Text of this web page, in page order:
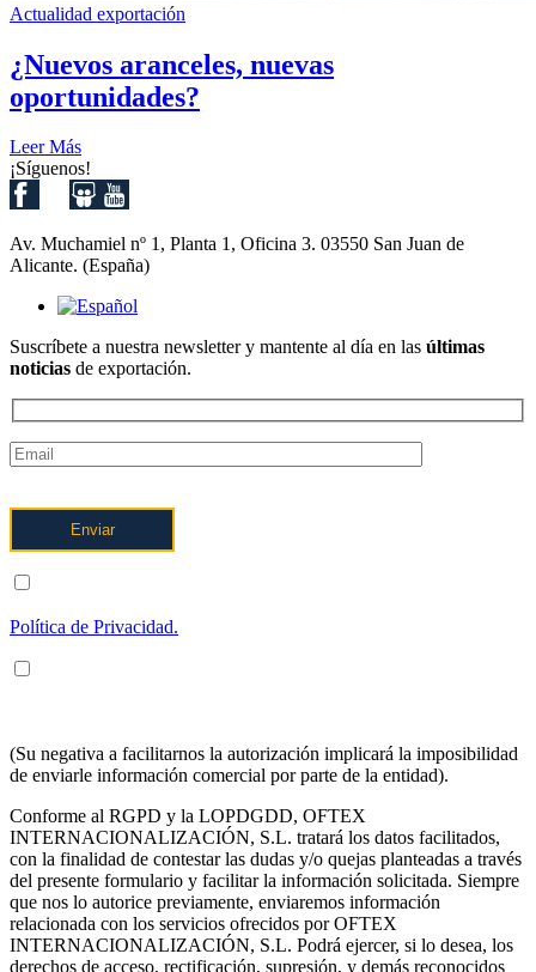
Actualidad exportación
¿Nuevos aranceles, nuevas
oportunidades?
Leer Más
¡Síguenos!
Av. Muchamiel nº 1, Planta 1, Oficina 3. 03550 San Juan de
Alicante. (España)
Suscríbete a nuestra newsletter y mantente al día en las últimas
noticias de exportación.
Política de Privacidad.
(Su negativa a facilitarnos la autorización implicará la imposibilidad
de enviarle información comercial por parte de la entidad).
Conforme al RGPD y la LOPDGDD, OFTEX
INTERNACIONALIZACIÓN, S.L. tratará los datos facilitados,
con la finalidad de contestar las dudas y/o quejas planteadas a través
del presente formulario y facilitar la información solicitada. Siempre
que nos lo autorice previamente, enviaremos información
relacionada con los servicios ofrecidos por OFTEX
INTERNACIONALIZACIÓN, S.L. Podrá ejercer, si lo desea, los
derechos de acceso, rectificación, supresión, y demás reconocidos